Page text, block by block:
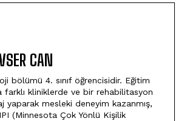
CAN
bölümü 4. sınıf öğrencisidir. Eğitim
farklı kliniklerde ve bir rehabilitasyon
yaparak mesleki deneyim kazanmış,
(Minnesota Çok Yönlü Kişilik